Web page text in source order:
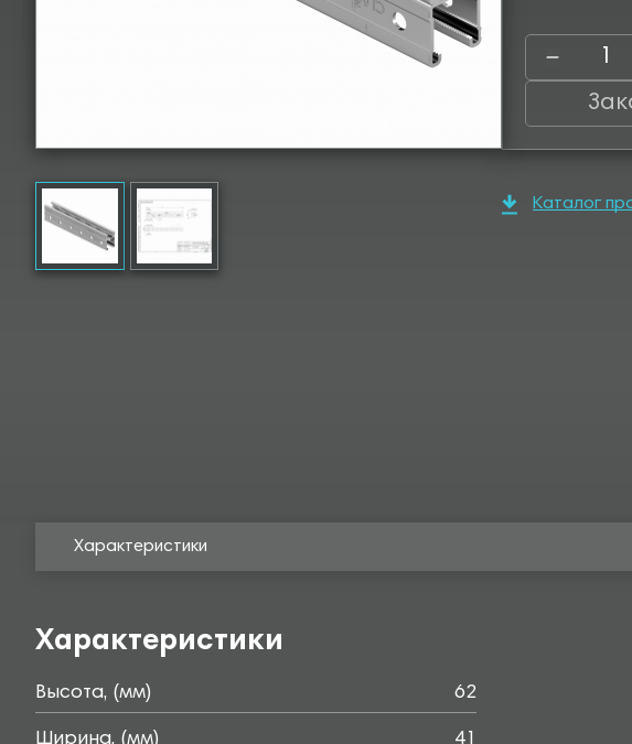
Каталог
Характеристики
Характеристики
Высота, (мм) 62
Ширина, (мм) 41